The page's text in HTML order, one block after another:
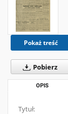
Pokaż treść
Pobierz
OPIS
Tytuł: